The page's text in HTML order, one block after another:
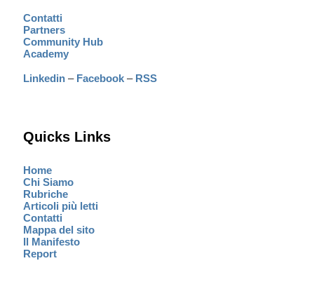
Contatti
Partners
Community Hub
Academy
Linkedin – Facebook – RSS
Quicks Links
Home
Chi Siamo
Rubriche
Articoli più letti
Contatti
Mappa del sito
Il Manifesto
Report